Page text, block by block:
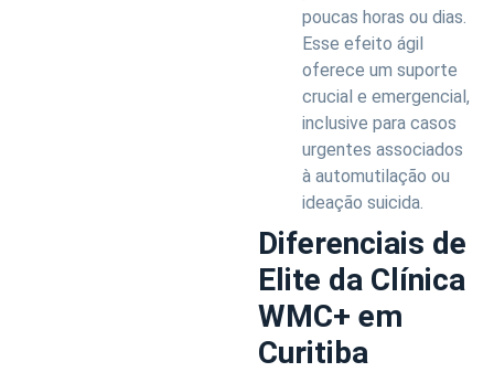
poucas horas ou dias.
Esse efeito ágil
oferece um suporte
crucial e emergencial,
inclusive para casos
urgentes associados
à automutilação ou
ideação suicida.
Diferenciais de
Elite da Clínica
WMC+ em
Curitiba